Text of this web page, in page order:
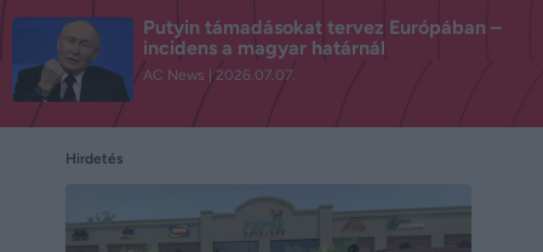
Putyin támadásokat tervez Európában –
incidens a magyar határnál
AC News 2026.07.07.
Hirdetés